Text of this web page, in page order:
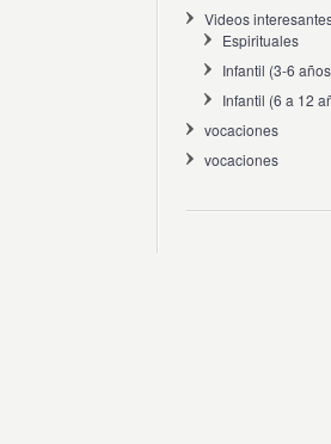
Videos
Espirituales
Infantil (3-6
Infantil (6 a 12
vocaciones
vocaciones